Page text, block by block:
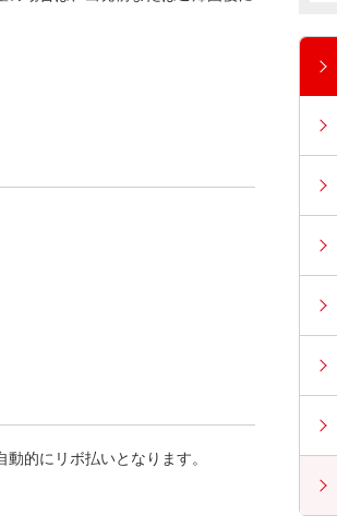
的にリボ払いとなります。